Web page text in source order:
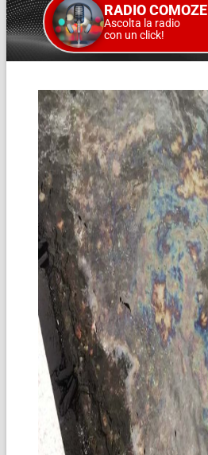
RADIO
Ascolta la radio
con un click!